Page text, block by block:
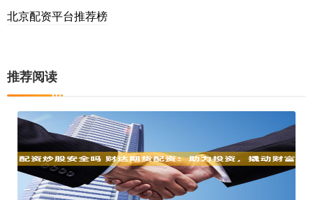
北京配资平台推荐榜
推荐阅读